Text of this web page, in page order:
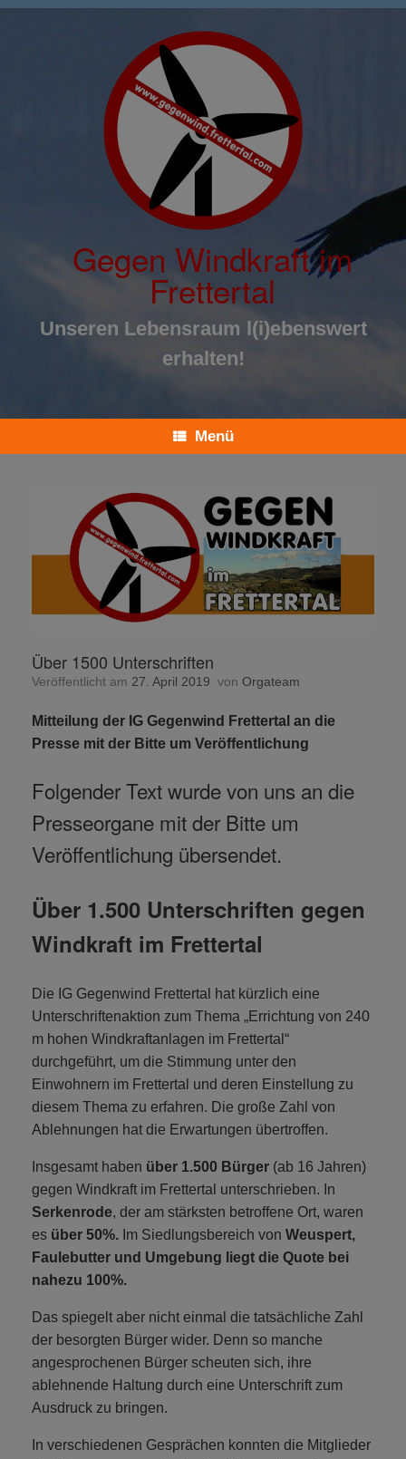
Zum
Gegen Windkraft im
Frettertal
Unseren Lebensraum l(i)ebenswert
erhalten!
Menü
Über 1500 Unterschriften
Veröffentlicht am 27. April 2019 von Orgateam
Mitteilung der IG Gegenwind Frettertal an die
Presse mit der Bitte um Veröffentlichung
Folgender Text wurde von uns an die
Presseorgane mit der Bitte um
Veröffentlichung übersendet.
Über 1.500 Unterschriften gegen
Windkraft im Frettertal
Die IG Gegenwind Frettertal hat kürzlich eine
Unterschriftenaktion zum Thema „Errichtung von 240
m hohen Windkraftanlagen im Frettertal“
durchgeführt, um die Stimmung unter den
Einwohnern im Frettertal und deren Einstellung zu
diesem Thema zu erfahren. Die große Zahl von
Ablehnungen hat die Erwartungen übertroffen.
Insgesamt haben über 1.500 Bürger (ab 16 Jahren)
gegen Windkraft im Frettertal unterschrieben. In
Serkenrode, der am stärksten betroffene Ort, waren
es über 50%. Im Siedlungsbereich von Weuspert,
Faulebutter und Umgebung liegt die Quote bei
nahezu 100%.
Das spiegelt aber nicht einmal die tatsächliche Zahl
der besorgten Bürger wider. Denn so manche
angesprochenen Bürger scheuten sich, ihre
ablehnende Haltung durch eine Unterschrift zum
Ausdruck zu bringen.
In verschiedenen Gesprächen konnten die Mitglieder